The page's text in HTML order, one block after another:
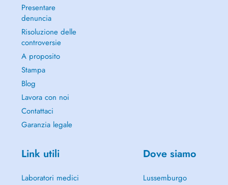
Presentare
denuncia
Risoluzione delle
controversie
A proposito
Stampa
Blog
Lavora con noi
Contattaci
Garanzia legale
Link utili
Laboratori medici
Dove siamo
Lussemburgo